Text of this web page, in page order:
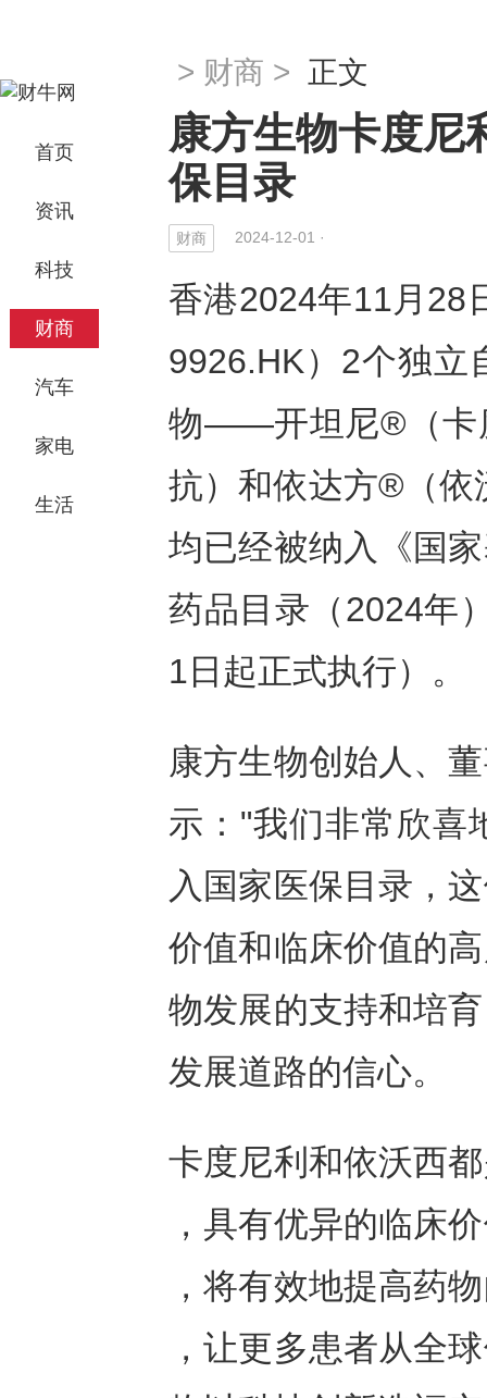
首页
资讯
科技
财商
汽车
家电
生活
> 财商 > 正文
康方生物卡度尼
保目录
财商 2024-12-01 ·
香港2024年11月28
9926.HK）2个独立
物——开坦尼®（卡
抗）和依达方®（依
均已经被纳入《国
药品目录（2024年
1日起正式执行）。
康方生物创始人、
示："我们非常欣喜
入国家医保目录，
价值和临床价值的
物发展的支持和培
发展道路的信心。
卡度尼利和依沃西
，具有优异的临床
，将有效地提高药
，让更多患者从全